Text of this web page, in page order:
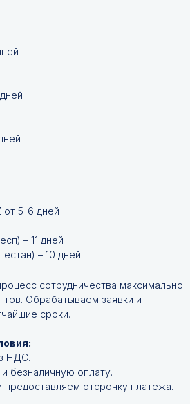
от 5-6 дней
– 11 дней
– 10 дней
сотрудничества максимально
Обрабатываем заявки и
сроки.
НДС.
безналичную оплату.
отсрочку платежа.
подберём
по вашим